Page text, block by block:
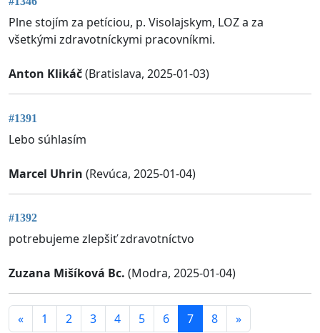
Plne stojím za petíciou, p. Visolajskym, LOZ a za
všetkými zdravotníckymi pracovníkmi.
Anton Klikáč(Bratislava, 2025-01-03)
#1391
Lebo súhlasím
Marcel Uhrin (Revúca, 2025-01-04)
#1392
potrebujeme zlepšiť zdravotníctvo
Zuzana Mišíková Bc. (Modra, 2025-01-04)
« 1 2 3 4 5 6 7 8 »